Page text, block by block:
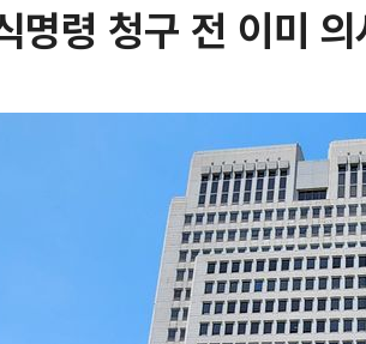
명령 청구 전 이미